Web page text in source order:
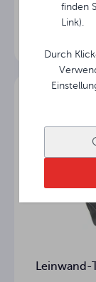
finden
Link).
Durch
Schwarzer
Typ der
Leinwand-